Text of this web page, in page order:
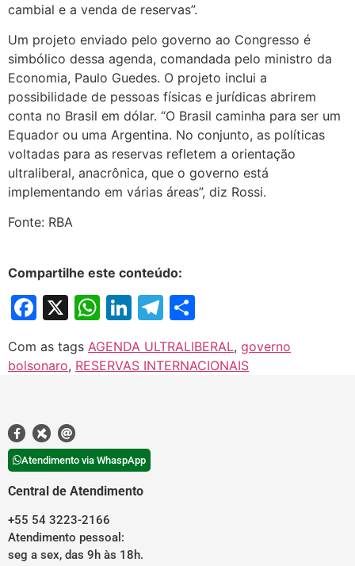
cambial e a venda de reservas”.
Um projeto enviado pelo governo ao Congresso é
simbólico dessa agenda, comandada pelo ministro da
Economia, Paulo Guedes. O projeto inclui a
possibilidade de pessoas físicas e jurídicas abrirem
conta no Brasil em dólar. “O Brasil caminha para ser um
Equador ou uma Argentina. No conjunto, as políticas
voltadas para as reservas refletem a orientação
ultraliberal, anacrônica, que o governo está
implementando em várias áreas”, diz Rossi.
Fonte: RBA
Compartilhe este conteúdo:
Facebook
X WhatsApp
LinkedIn
Telegram
Com as tags AGENDA ULTRALIBERAL, governo
bolsonaro, RESERVAS INTERNACIONAIS
Atendimento via WhaspApp
Central de Atendimento
+55 54 3223-2166
Atendimento pessoal:
seg a sex, das 9h às 18h.